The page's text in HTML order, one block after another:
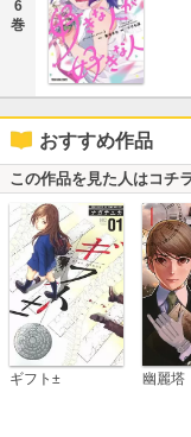
6
巻
おすすめ作品
この作品を見た人はコチ
ギフト± 幽麗塔